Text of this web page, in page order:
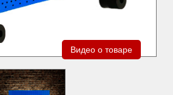
Видео о товаре